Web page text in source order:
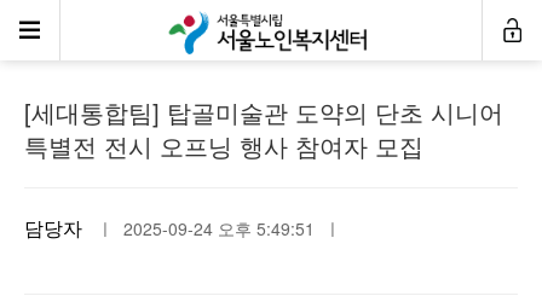
공지사항
[세대통합팀] 탑골미술관 도약의 단초 시니어
특별전 전시 오프닝 행사 참여자 모집
담당자 ㅣ 2025-09-24 오후 5:49:51 ㅣ